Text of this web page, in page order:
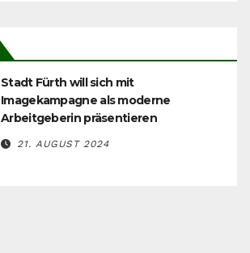
Stadt Fürth will sich mit
Imagekampagne als moderne
Arbeitgeberin präsentieren
21. AUGUST 2024